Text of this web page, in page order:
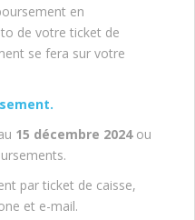
en
de votre ticket de
se fera sur votre
15 décembre 2024ou
par ticket de caisse,
et e-mail.